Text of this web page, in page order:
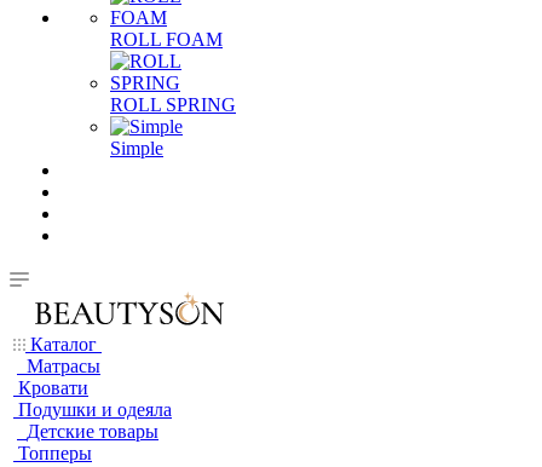
ROLL FOAM
ROLL SPRING
Simple
Каталог
Матрасы
Кровати
Подушки и одеяла
Детские товары
Топперы